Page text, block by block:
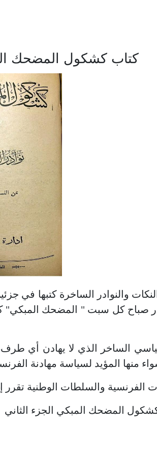
كتاب كشكول المضحك
صباح كل سبت " المضحك المبكي"
الساخر الذي لا يهادن أي
منها المؤيد لسياسة مهادنة
الفرنسية والسلطات الوطنية تقرر
المضحك المبكي الجزء الثاني